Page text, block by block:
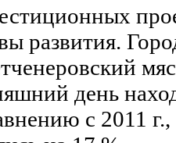
развития.
день
с 2011